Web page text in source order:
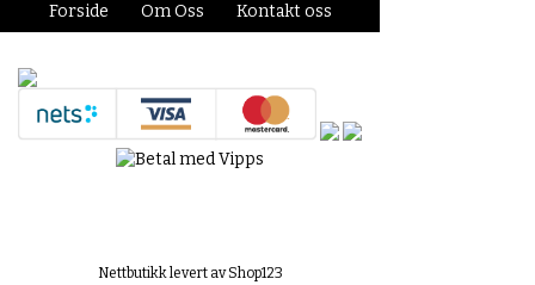
Forside Om Oss Kontakt oss
Nettbutikk levert av Shop123